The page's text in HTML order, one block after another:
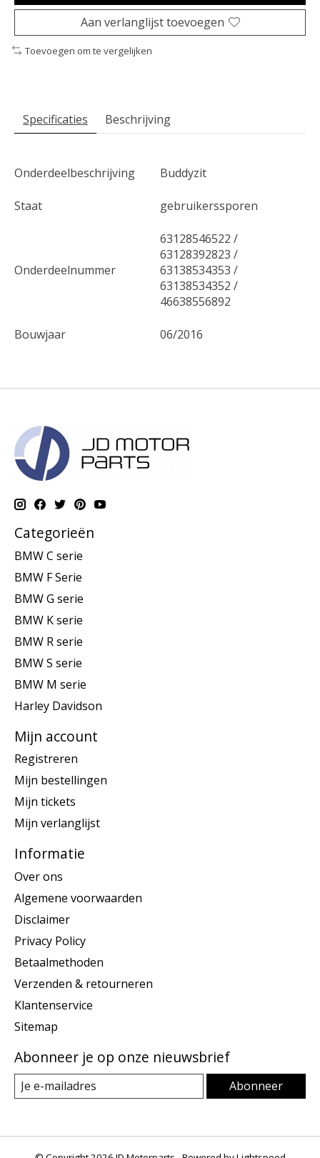
Aan verlanglijst toevoegen
Toevoegen om te vergelijken
Specificaties Beschrijving
Onderdeelbeschrijving Buddyzit
Staat gebruikerssporen
Onderdeelnummer
63128546522 /
63128392823 /
63138534353 /
63138534352 /
46638556892
Bouwjaar 06/2016
Categorieën
BMW C serie
BMW F Serie
BMW G serie
BMW K serie
BMW R serie
BMW S serie
BMW M serie
Harley Davidson
Mijn account
Registreren
Mijn bestellingen
Mijn tickets
Mijn verlanglijst
Informatie
Over ons
Algemene voorwaarden
Disclaimer
Privacy Policy
Betaalmethoden
Verzenden & retourneren
Klantenservice
Sitemap
Abonneer je op onze nieuwsbrief
Abonneer